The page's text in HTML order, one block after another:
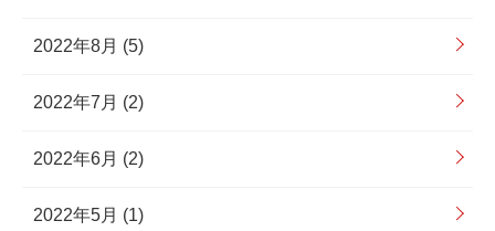
2022年8月 (5)
2022年7月 (2)
2022年6月 (2)
2022年5月 (1)